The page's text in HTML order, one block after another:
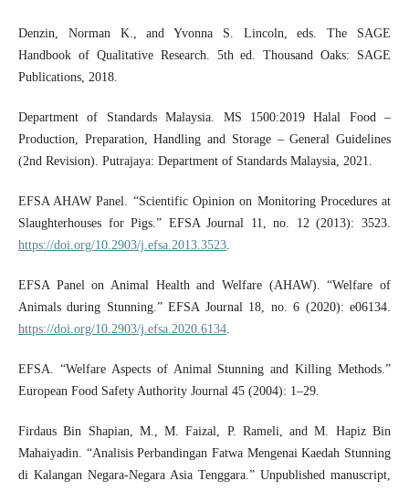
Denzin, Norman K., and Yvonna S. Lincoln, eds. The SAGE
Handbook of Qualitative Research. 5th ed. Thousand Oaks: SAGE
Publications, 2018.
Department of Standards Malaysia. MS 1500:2019 Halal Food –
Production, Preparation, Handling and Storage – General Guidelines
(2nd Revision). Putrajaya: Department of Standards Malaysia, 2021.
EFSA AHAW Panel. “Scientific Opinion on Monitoring Procedures at
Slaughterhouses for Pigs.” EFSA Journal 11, no. 12 (2013): 3523.
https://doi.org/10.2903/j.efsa.2013.3523.
EFSA Panel on Animal Health and Welfare (AHAW). “Welfare of
Animals during Stunning.” EFSA Journal 18, no. 6 (2020): e06134.
https://doi.org/10.2903/j.efsa.2020.6134.
EFSA. “Welfare Aspects of Animal Stunning and Killing Methods.”
European Food Safety Authority Journal 45 (2004): 1–29.
Firdaus Bin Shapian, M., M. Faizal, P. Rameli, and M. Hapiz Bin
Mahaiyadin. “Analisis Perbandingan Fatwa Mengenai Kaedah Stunning
di Kalangan Negara-Negara Asia Tenggara.” Unpublished manuscript,